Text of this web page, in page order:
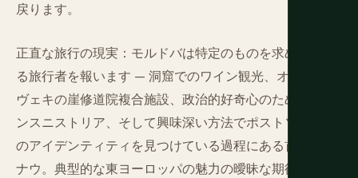
戻ります。
正直な旅行の現実：モルドバは特定のものを求めて訪れ
る旅行者を報います — 洞窟でのワイン観光、オレイウ・
ヴェキの崖修道院複合施設、政治的好奇心のためのトラ
ンスニストリア、そして興味深い方法でポストソビエト
のアイデンティティを見つけている過程にある首都キシ
ナウ。典型的な東ヨーロッパの魅力の曖昧な期待を持っ